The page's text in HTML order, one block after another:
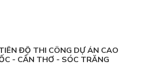
ĐỘ THI CÔNG DỰ ÁN CAO
- CẦN THƠ - SÓC TRĂNG